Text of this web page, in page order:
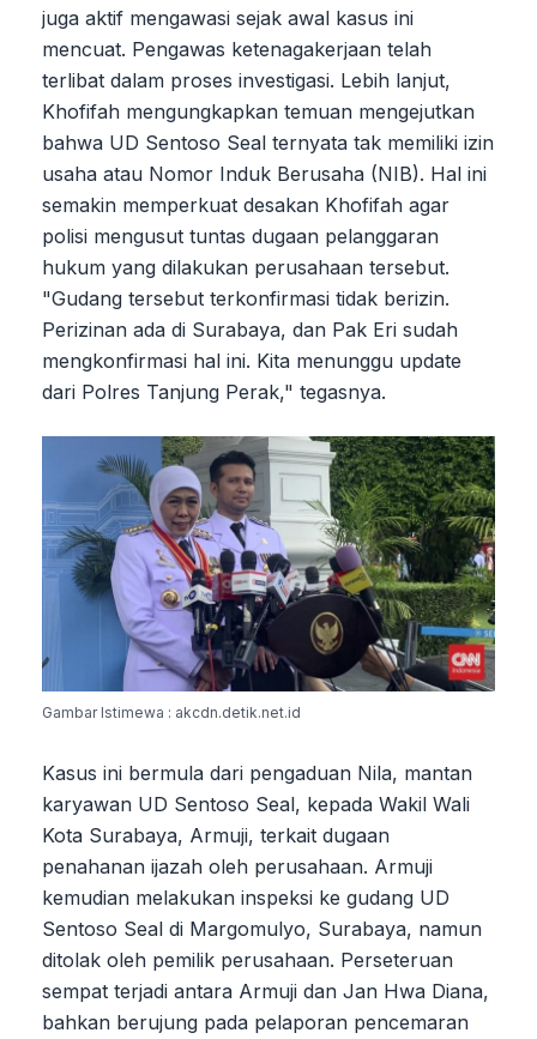
juga aktif mengawasi sejak awal kasus ini
mencuat. Pengawas ketenagakerjaan telah
terlibat dalam proses investigasi. Lebih lanjut,
Khofifah mengungkapkan temuan mengejutkan
bahwa UD Sentoso Seal ternyata tak memiliki izin
usaha atau Nomor Induk Berusaha (NIB). Hal ini
semakin memperkuat desakan Khofifah agar
polisi mengusut tuntas dugaan pelanggaran
hukum yang dilakukan perusahaan tersebut.
"Gudang tersebut terkonfirmasi tidak berizin.
Perizinan ada di Surabaya, dan Pak Eri sudah
mengkonfirmasi hal ini. Kita menunggu update
dari Polres Tanjung Perak," tegasnya.
Gambar Istimewa : akcdn.detik.net.id
Kasus ini bermula dari pengaduan Nila, mantan
karyawan UD Sentoso Seal, kepada Wakil Wali
Kota Surabaya, Armuji, terkait dugaan
penahanan ijazah oleh perusahaan. Armuji
kemudian melakukan inspeksi ke gudang UD
Sentoso Seal di Margomulyo, Surabaya, namun
ditolak oleh pemilik perusahaan. Perseteruan
sempat terjadi antara Armuji dan Jan Hwa Diana,
bahkan berujung pada pelaporan pencemaran